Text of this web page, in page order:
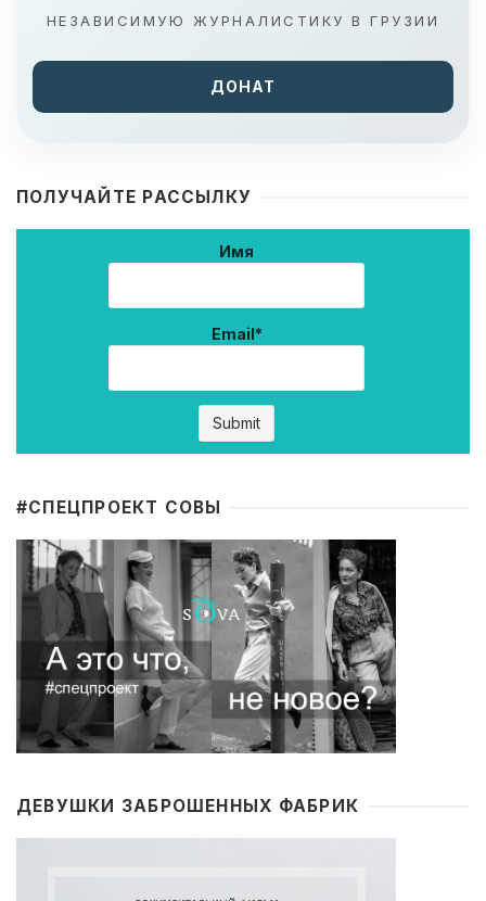
НЕЗАВИСИМУЮ ЖУРНАЛИСТИКУ В ГРУЗИИ
ДОНАТ
ПОЛУЧАЙТЕ РАССЫЛКУ
Имя
Email*
#CПЕЦПРОЕКТ СОВЫ
ДЕВУШКИ ЗАБРОШЕННЫХ ФАБРИК